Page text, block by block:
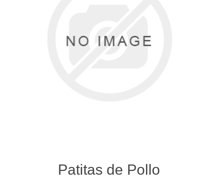
Patitas de Pollo